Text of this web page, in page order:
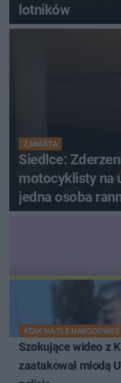
lotników
Z MIASTA
Siedlce:
motocyklisty na
jedna osoba
ATAK NA TLE
Szokujące wideo z
zaatakował młodą